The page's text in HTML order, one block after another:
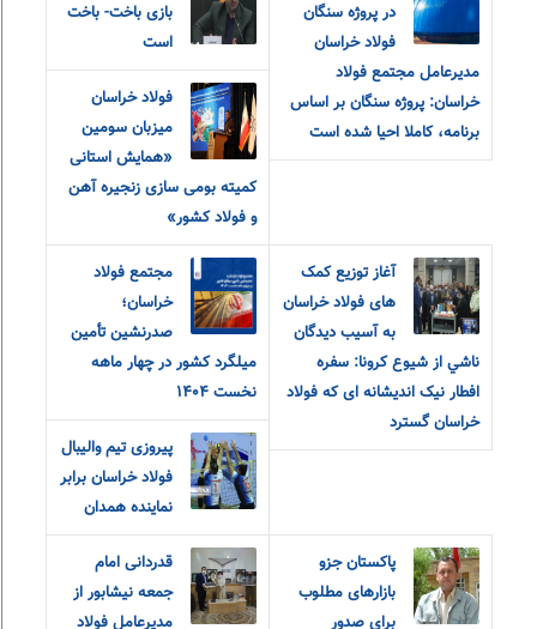
در پروژه سنگان
فولاد خراسان
مدیرعامل مجتمع فولاد
خراسان: پروژه سنگان بر اساس
برنامه، کاملا احیا شده است
بازی باخت- باخت
است
فولاد خراسان
میزبان سومین
«همایش استانی
کمیته بومی سازی زنجیره آهن
و فولاد کشور»
آغاز توزیع کمک
های فولاد خراسان
به آسيب ديدگان
ناشي از شيوع كرونا: سفره
افطار نیک اندیشانه ای که فولاد
خراسان گسترد
مجتمع فولاد
خراسان؛
صدرنشین تأمین
میلگرد کشور در چهار ماهه
نخست ۱۴۰۴
پیروزی تیم والیبال
فولاد خراسان برابر
نماینده همدان
پاکستان جزو
بازارهای مطلوب
برای صدور
قدردانی امام
جمعه نیشابور از
مدیرعامل فولاد